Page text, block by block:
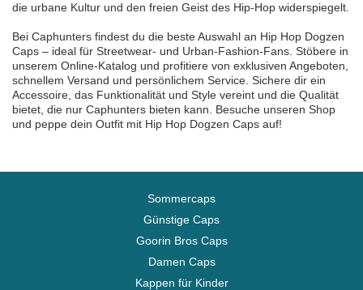
die urbane Kultur und den freien Geist des Hip-Hop widerspiegelt.
Bei Caphunters findest du die beste Auswahl an Hip Hop Dogzen
Caps – ideal für Streetwear- und Urban-Fashion-Fans. Stöbere in
unserem Online-Katalog und profitiere von exklusiven Angeboten,
schnellem Versand und persönlichem Service. Sichere dir ein
Accessoire, das Funktionalität und Style vereint und die Qualität
bietet, die nur Caphunters bieten kann. Besuche unseren Shop
und peppe dein Outfit mit Hip Hop Dogzen Caps auf!
Sommercaps
Günstige Caps
Goorin Bros Caps
Damen Caps
Kappen für Kinder